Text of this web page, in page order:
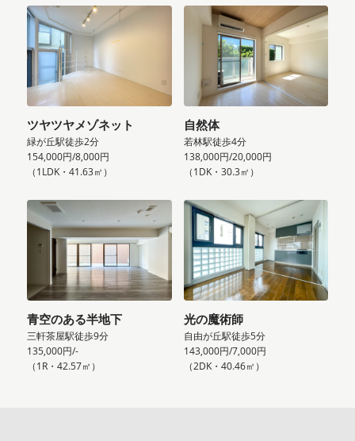
ツヤツヤメゾネット
緑が丘駅徒歩2分
154,000円/8,000円
（1LDK・41.63㎡）
自然体
若林駅徒歩4分
138,000円/20,000円
（1DK・30.3㎡）
青空のある半地下
三軒茶屋駅徒歩9分
135,000円/-
（1R・42.57㎡）
光の魔術師
自由が丘駅徒歩5分
143,000円/7,000円
（2DK・40.46㎡）